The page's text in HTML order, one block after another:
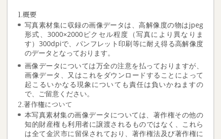
1.概要
写真素材集に収録の画像データは、高解像度の物はjpeg
形式、3000×2000ピクセル程度（写真により異なりま
す）300dpiで、パンフレット印刷等に耐え得る高解像度
のデータとなっております。
画像データについては万全の注意を払っておりますが、
画像データ、又はこれをダウンロードすることによって
起こるいかなる現象についても責任は負いかねますの
で、ご留意ください。
2.著作権について
本写真素材集の画像データについては、著作権その他の
知的財産権も利用者に譲渡されるものではなく、これら
は全て金沢市に留保されており、著作権法及び著作権に